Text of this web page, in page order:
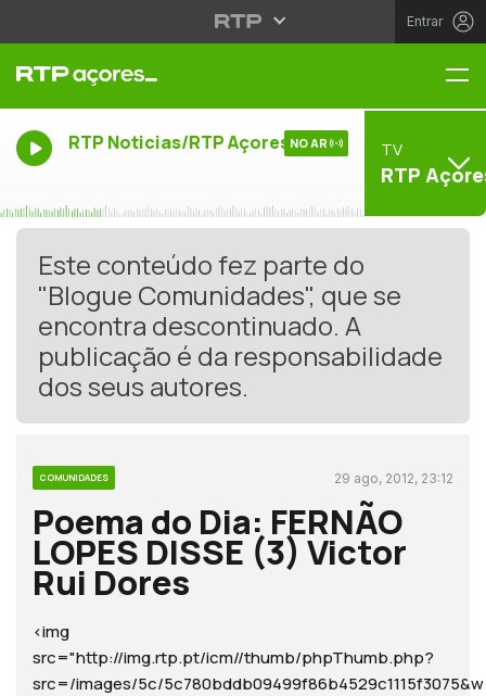
Entrar
RTP Noticias/RTP Açores NO AR TV
RTP
Este conteúdo fez parte do
"Blogue Comunidades", que se
encontra descontinuado. A
publicação é da responsabilidade
dos seus autores.
COMUNIDADES 29 ago, 2012, 23:12
Poema do Dia: FERNÃO
LOPES DISSE (3) Victor
Rui Dores
<img
src="http://img.rtp.pt/icm//thumb/phpThumb.php?
src=/images/5c/